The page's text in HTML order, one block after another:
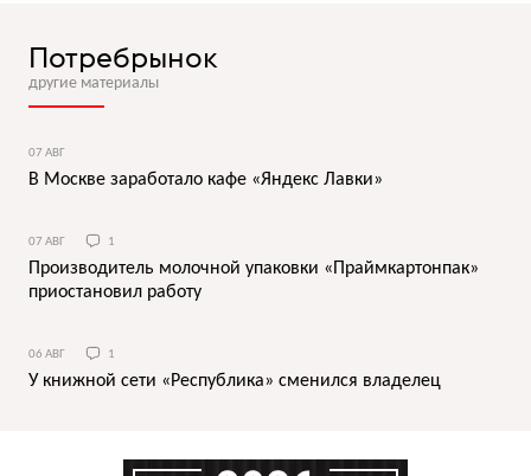
Потребрынок
другие материалы
07 АВГ
В Москве заработало кафе «Яндекс Лавки»
07 АВГ 1
Производитель молочной упаковки «Праймкартонпак»
приостановил работу
06 АВГ 1
У книжной сети «Республика» сменился владелец